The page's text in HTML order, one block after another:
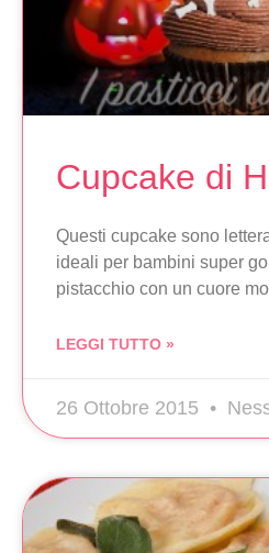
Cupcake di
Questi cupcake sono
ideali per bambini super
pistacchio con un cuore
LEGGI TUTTO »
26 Ottobre 2015